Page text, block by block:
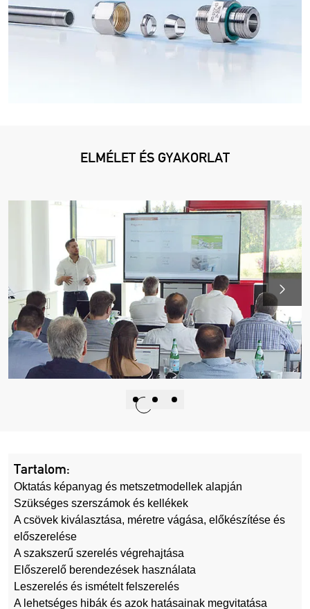
ELMÉLET ÉS GYAKORLAT
Tartalom:
Oktatás képanyag és metszetmodellek alapján
Szükséges szerszámok és kellékek
A csövek kiválasztása, méretre vágása, előkészítése és
előszerelése
A szakszerű szerelés végrehajtása
Előszerelő berendezések használata
Leszerelés és ismételt felszerelés
A lehetséges hibák és azok hatásainak megvitatása